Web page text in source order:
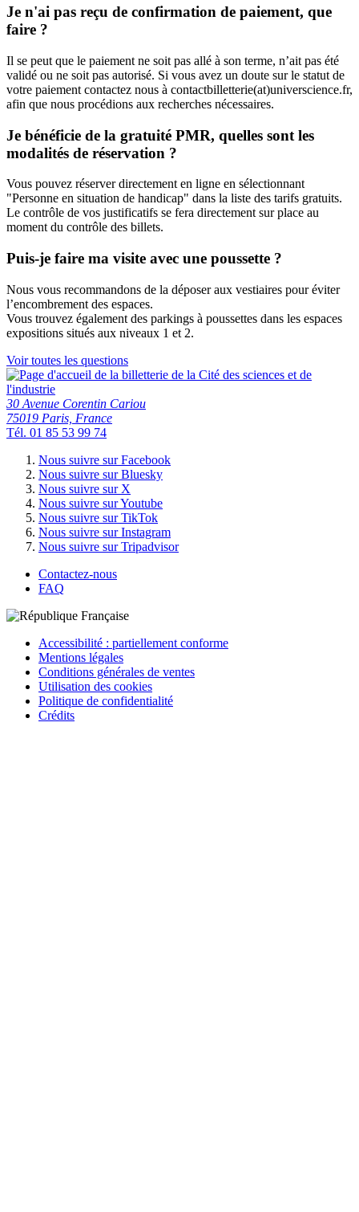
Je n'ai pas reçu de confirmation de paiement, que
faire ?
Il se peut que le paiement ne soit pas allé à son terme, n’ait pas été
validé ou ne soit pas autorisé. Si vous avez un doute sur le statut de
votre paiement contactez nous à contactbilletterie(at)universcience.fr,
afin que nous procédions aux recherches nécessaires.
Je bénéficie de la gratuité PMR, quelles sont les
modalités de réservation ?
Vous pouvez réserver directement en ligne en sélectionnant
"Personne en situation de handicap" dans la liste des tarifs gratuits.
Le contrôle de vos justificatifs se fera directement sur place au
moment du contrôle des billets.
Puis-je faire ma visite avec une poussette ?
Nous vous recommandons de la déposer aux vestiaires pour éviter
l’encombrement des espaces.
Vous trouvez également des parkings à poussettes dans les espaces
expositions situés aux niveaux 1 et 2.
Voir toutes les questions
30 Avenue Corentin Cariou
75019 Paris, France
Tél. 01 85 53 99 74
Nous suivre sur Facebook
Nous suivre sur Bluesky
Nous suivre sur X
Nous suivre sur Youtube
Nous suivre sur TikTok
Nous suivre sur Instagram
Nous suivre sur Tripadvisor
Contactez-nous
FAQ
Accessibilité : partiellement conforme
Mentions légales
Conditions générales de ventes
Utilisation des cookies
Politique de confidentialité
Crédits